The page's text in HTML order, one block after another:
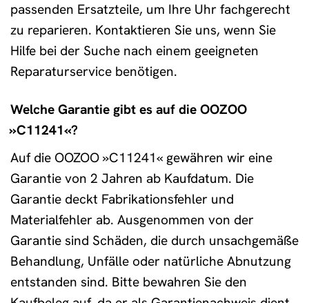
passenden Ersatzteile, um Ihre Uhr fachgerecht
zu reparieren. Kontaktieren Sie uns, wenn Sie
Hilfe bei der Suche nach einem geeigneten
Reparaturservice benötigen.
Welche Garantie gibt es auf die OOZOO
»C11241«?
Auf die OOZOO »C11241« gewähren wir eine
Garantie von 2 Jahren ab Kaufdatum. Die
Garantie deckt Fabrikationsfehler und
Materialfehler ab. Ausgenommen von der
Garantie sind Schäden, die durch unsachgemäße
Behandlung, Unfälle oder natürliche Abnutzung
entstanden sind. Bitte bewahren Sie den